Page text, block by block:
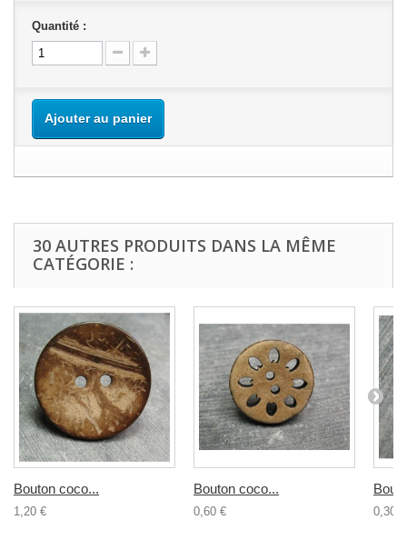
Quantité :
Ajouter au panier
30 AUTRES PRODUITS DANS LA MÊME
CATÉGORIE :
Bouton coco...
1,20 €
Bouton coco...
0,60 € 0,30 €